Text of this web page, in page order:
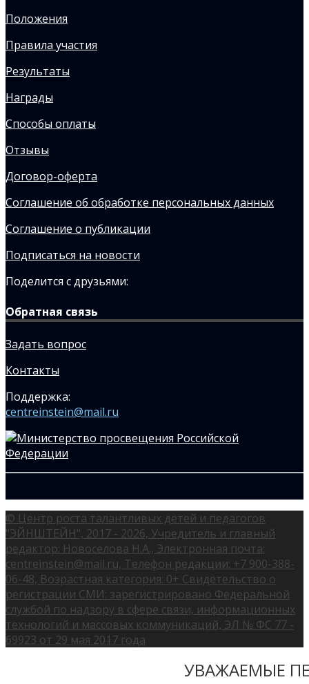
Положения
Правила участия
Результаты
Награды
Способы оплаты
Отзывы
Договор-оферта
Соглашение об обработке персональных данных
Соглашение о публикации
Подписаться на новости
Поделится с друзьями:
Обратная связь
Задать вопрос
Контакты
Поддержка:
centreinstein@mail.ru
© Центр роста талантливых детей и педагогов
"ЭЙНШТЕЙН", 2017 - 2026, Учредитель и главный
редактор: Новоселова Н.А., Электронная почта:
centreinstein@mail.ru, Телефон редакции: +7 900-388-
06-48, Возрастная категория: 0+ Свидетельство о
регистрации СМИ: зарегистрировано Федеральной
службой по надзору в сфере связи, информационных
технологий и массовых коммуникаций, ЭЛ № ФС 77 -
69923 от 29 мая 2017 года
УВАЖАЕМЫЕ